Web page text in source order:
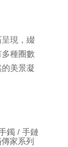
現，綴
種圈數
美景凝
鐲 / 手鏈
家系列